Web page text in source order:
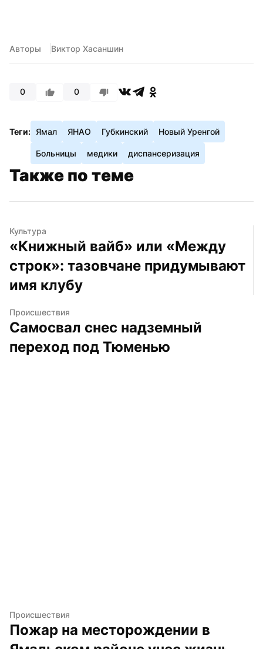
Авторы Виктор Хасаншин
0 0
Теги: Ямал ЯНАО Губкинский Новый Уренгой
Больницы медики диспансеризация
Также по теме
Культура
«Книжный вайб» или «Между
строк»: тазовчане придумывают
имя клубу
Происшествия
Самосвал снес надземный
переход под Тюменью
Происшествия
Пожар на месторождении в